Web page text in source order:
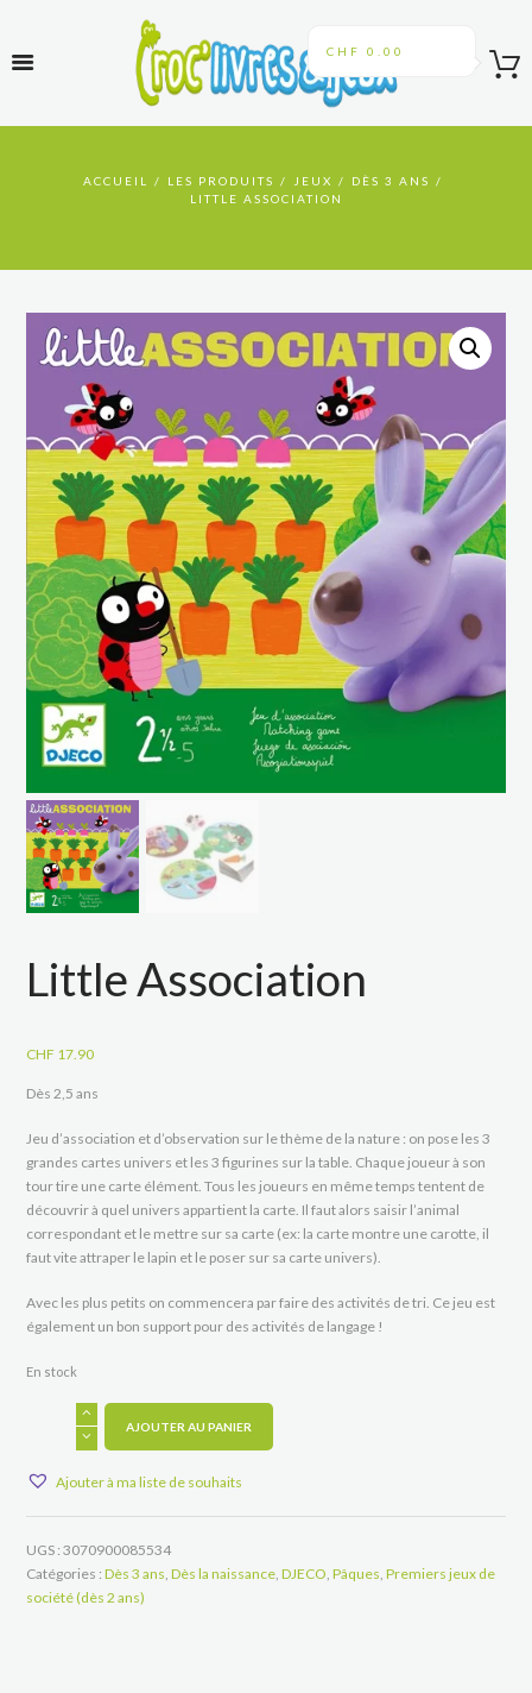
CHF 0.00
ACCUEIL LES PRODUITS JEUX
DÈS 3 ANS
LITTLE ASSOCIATION
Little Association
CHF 17.90
Dès 2,5 ans
Jeu d’association et d’observation sur le thème de la nature : on pose les 3
grandes cartes univers et les 3 figurines sur la table. Chaque joueur à son
tour tire une carte élément. Tous les joueurs en même temps tentent de
découvrir à quel univers appartient la carte. Il faut alors saisir l’animal
correspondant et le mettre sur sa carte (ex: la carte montre une carotte, il
faut vite attraper le lapin et le poser sur sa carte univers).
Avec les plus petits on commencera par faire des activités de tri. Ce jeu est
également un bon support pour des activités de langage !
En stock
AJOUTER AU PANIER
Ajouter à ma liste de souhaits
UGS :3070900085534
Catégories :Dès 3 ans ,Dès la naissance ,DJECO ,Pâques ,Premiers jeux de
société (dès 2 ans)